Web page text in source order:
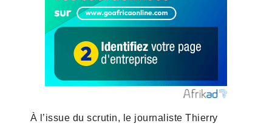
À l’issue du scrutin, le journaliste Thierry